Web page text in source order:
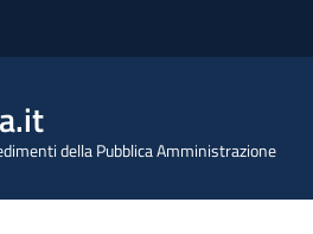
della Pubblica Amministrazione